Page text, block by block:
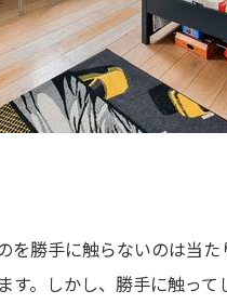
を勝手に触らないのは当
す。しかし、勝手に触っ